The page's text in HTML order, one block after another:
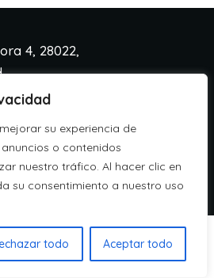
su experiencia de
o contenidos
nuestro tráfico. Al hacer clic en
su consentimiento a nuestro uso
todo Aceptar todo
4, 28022,
333 233
Aviso legal
de cookies
de privacidad